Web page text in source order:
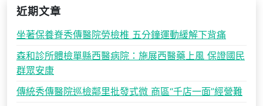
近期文章
坐著保養脊秀傳醫院勞檢椎 五分鐘運動緩解下背痛
森和診所體檢單縣西醫病院：施展西醫藥上風 保證國民
群眾安康
傳統秀傳醫院巡檢鄰里批發式微 商區“千店一面”經營難